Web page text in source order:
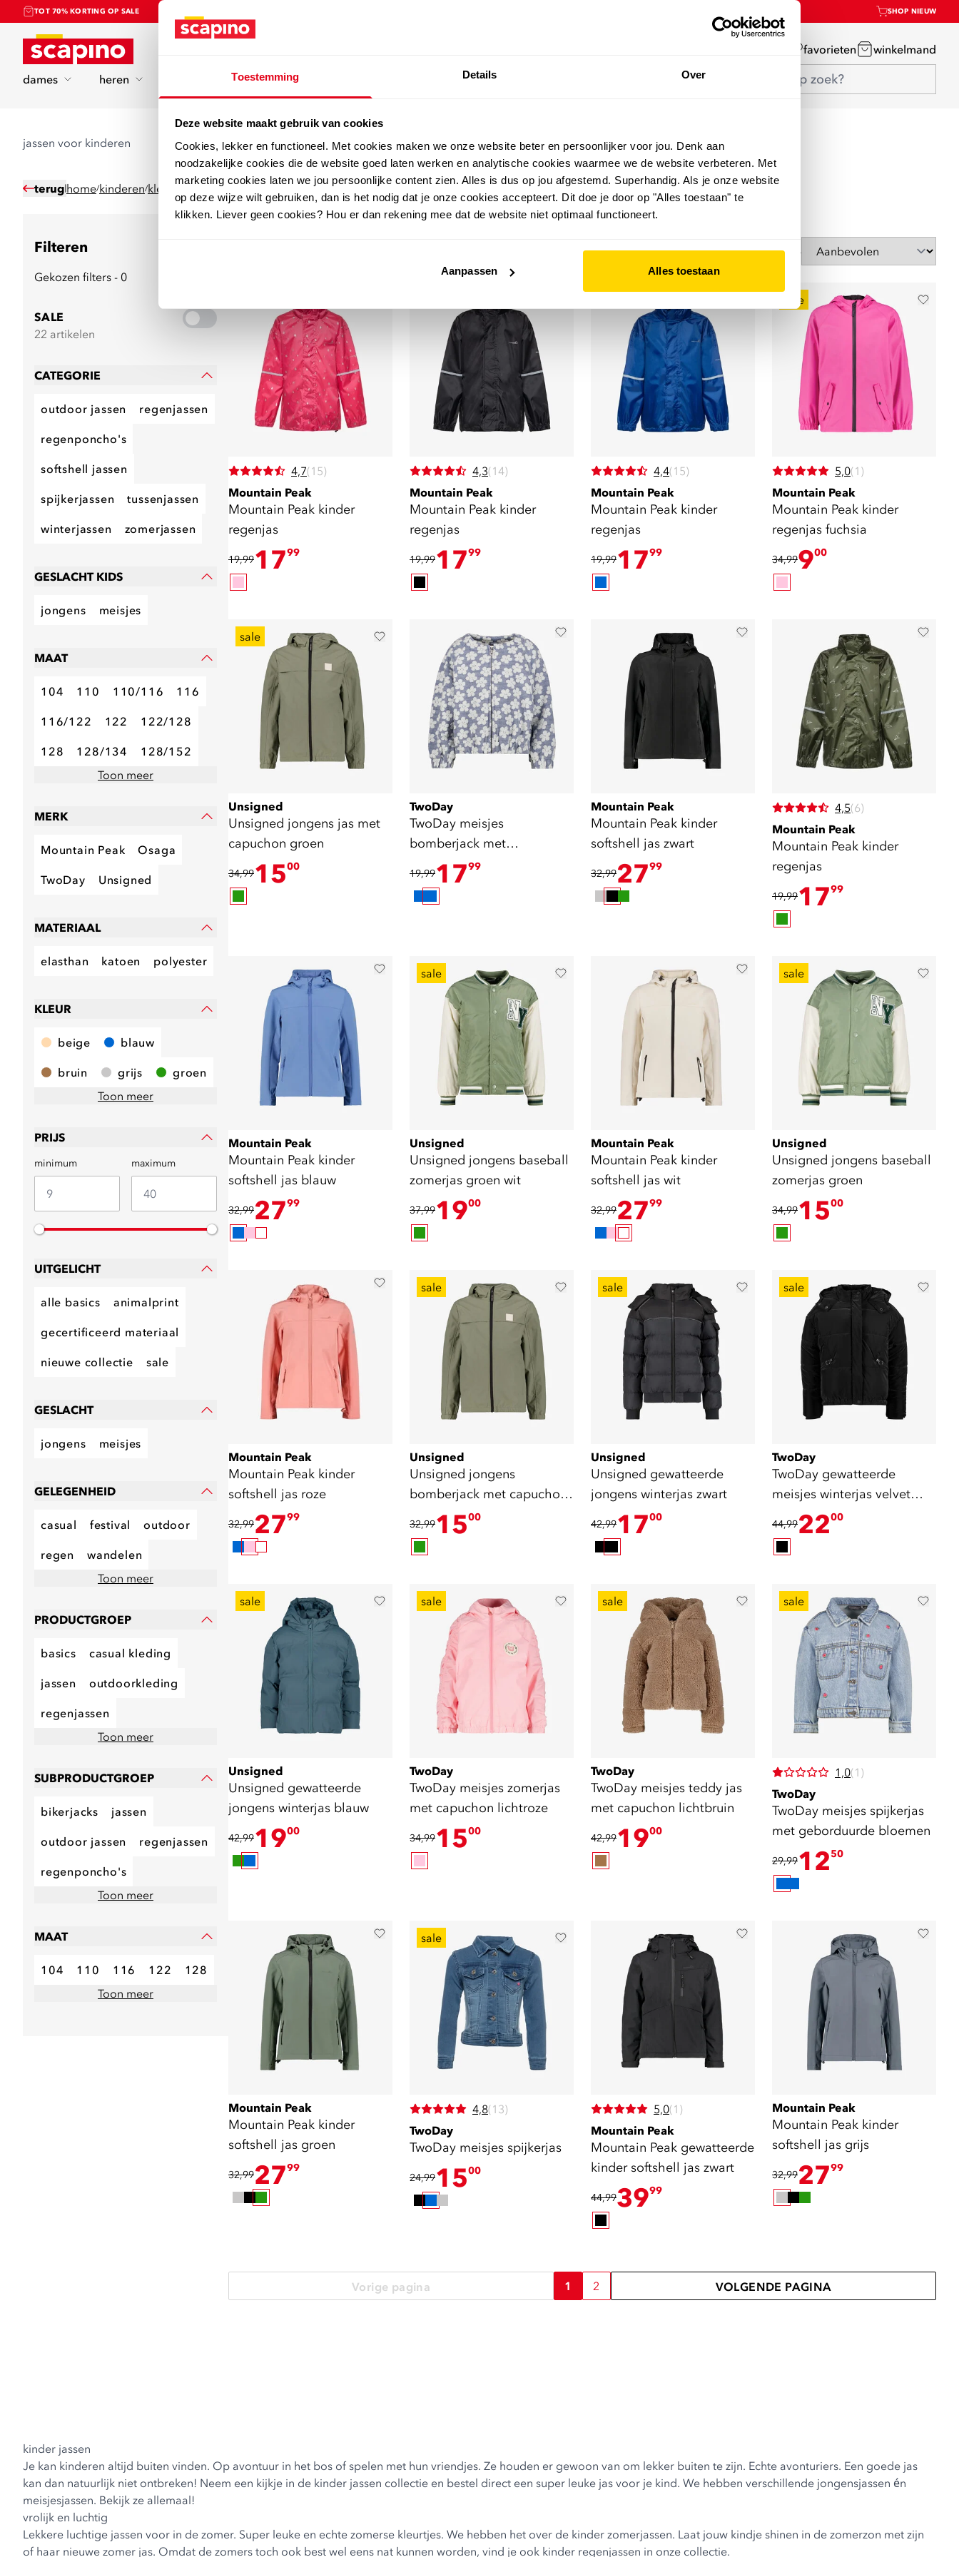
Toestemming Details Over
Deze website maakt gebruik van cookies
Cookies, lekker en functioneel. Met cookies maken we onze website beter en persoonlijker voor jou. Denk aan
noodzakelijke cookies die de website goed laten werken en analytische cookies waarmee we de website verbeteren. Met
marketing cookies laten we jou persoonlijke content zien. Alles is dus op jou afgestemd. Superhandig. Als je onze website
op deze wijze wilt gebruiken, dan is het nodig dat je onze cookies accepteert. Dit doe je door op "Alles toestaan" te
klikken. Liever geen cookies? Hou er dan rekening mee dat de website niet optimaal functioneert.
Aanpassen Alles toestaan
TOT 70% KORTING OP SALE SHOP NIEUW
Home favorieten winkelmand
dames heren sport merken
jassen voor kinderen
terug home/kinderen/kleding jassen
Filteren
Gekozen filters - 0
SALE
22 artikelen
CATEGORIE
outdoor jassen regenjassen
regenponcho's
softshell jassen
spijkerjassen tussenjassen
winterjassen zomerjassen
GESLACHT KIDS
jongens meisjes
MAAT
104 110 110/116 116
116/122 122 122/128
128 128/134
128/152
Toon meer
MERK
Mountain Peak Osaga
TwoDay Unsigned
MATERIAAL
elasthan katoen polyester
KLEUR
beige blauw
bruin grijs
groen
Toon meer
PRIJS
minimum maximum
UITGELICHT
alle basics animalprint
gecertificeerd materiaal
nieuwe collectie sale
GESLACHT
jongens meisjes
GELEGENHEID
casual festival outdoor
regen
wandelen
Toon meer
PRODUCTGROEP
basics casual kleding
jassen outdoorkleding
regenjassen
Toon meer
SUBPRODUCTGROEP
bikerjacks jassen
outdoor jassen regenjassen
regenponcho's
Toon meer
MAAT
104 110 116 122
128
Toon meer
Sorteer op
4,7(15)
Mountain Peak
Mountain Peak kinder
regenjas
19,991799
4,3(14)
Mountain Peak
Mountain Peak kinder
regenjas
19,991799
4,4(15)
Mountain Peak
Mountain Peak kinder
regenjas
19,991799
sale
5,0(1)
Mountain Peak
Mountain Peak kinder
regenjas fuchsia
34,99900
sale
Unsigned
Unsigned jongens jas met
capuchon groen
34,991500
TwoDay
TwoDay meisjes
bomberjack met
bloemenprint lichtblauw
19,991799
Mountain Peak
Mountain Peak kinder
softshell jas zwart
32,992799
4,5(6)
Mountain Peak
Mountain Peak kinder
regenjas
19,991799
Mountain Peak
Mountain Peak kinder
softshell jas blauw
32,992799
sale
Unsigned
Unsigned jongens baseball
zomerjas groen wit
37,991900
Mountain Peak
Mountain Peak kinder
softshell jas wit
32,992799
sale
Unsigned
Unsigned jongens baseball
zomerjas groen
34,991500
Mountain Peak
Mountain Peak kinder
softshell jas roze
32,992799
sale
Unsigned
Unsigned jongens
bomberjack met capuchon
groen
32,991500
sale
Unsigned
Unsigned gewatteerde
jongens winterjas zwart
42,991700
sale
TwoDay
TwoDay gewatteerde
meisjes winterjas velvet
zwart
44,992200
sale
Unsigned
Unsigned gewatteerde
jongens winterjas blauw
42,991900
sale
TwoDay
TwoDay meisjes zomerjas
met capuchon lichtroze
34,991500
sale
TwoDay
TwoDay meisjes teddy jas
met capuchon lichtbruin
42,991900
sale
1,0(1)
TwoDay
TwoDay meisjes spijkerjas
met geborduurde bloemen
29,991250
Mountain Peak
Mountain Peak kinder
softshell jas groen
32,992799
sale
4,8(13)
TwoDay
TwoDay meisjes spijkerjas
24,991500
5,0(1)
Mountain Peak
Mountain Peak gewatteerde
kinder softshell jas zwart
44,993999
Mountain Peak
Mountain Peak kinder
softshell jas grijs
32,992799
Vorige pagina 1 2 VOLGENDE PAGINA
kinder jassen
Je kan kinderen altijd buiten vinden. Op avontuur in het bos of spelen met hun vriendjes. Ze houden er gewoon van om lekker buiten te zijn. Echte avonturiers. Een goede jas
kan dan natuurlijk niet ontbreken! Neem een kijkje in de kinder jassen collectie en bestel direct een super leuke jas voor je kind. We hebben verschillende jongensjassen én
meisjesjassen. Bekijk ze allemaal!
vrolijk en luchtig
Lekkere luchtige jassen voor in de zomer. Super leuke en echte zomerse kleurtjes. We hebben het over de kinder zomerjassen. Laat jouw kindje shinen in de zomerzon met zijn
of haar nieuwe zomer jas. Omdat de zomers toch ook best wel eens nat kunnen worden, vind je ook kinder regenjassen in onze collectie.